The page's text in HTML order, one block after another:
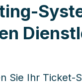
Sie Ihr Ticket-